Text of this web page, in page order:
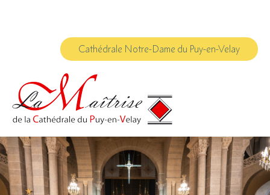
Cathédrale Notre-Dame du Puy-en-Velay